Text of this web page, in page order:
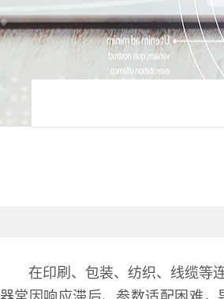
在印刷、包装、纺织、线缆等